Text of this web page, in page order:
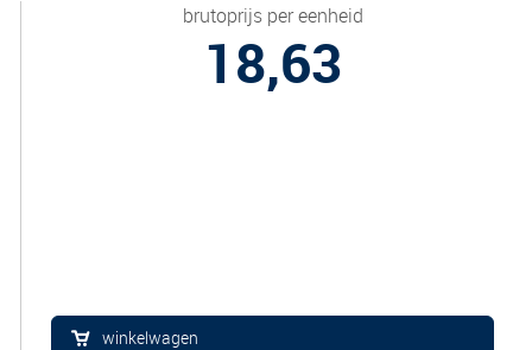
brutoprijs per eenheid
18,63
winkelwagen